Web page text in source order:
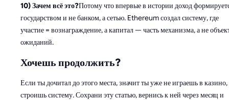
10) Зачем всё это?Потому что впервые в истории доход
государством и не банком, а сетью. Ethereum создал систему, где
участие = вознаграждение, а капитал — часть механизма, а не
ожиданий.
Хочешь продолжить?
Если ты дочитал до этого места, значит ты уже не играешь в казино,
строишь систему. Сохрани эту статью, вернись к ней через месяц и